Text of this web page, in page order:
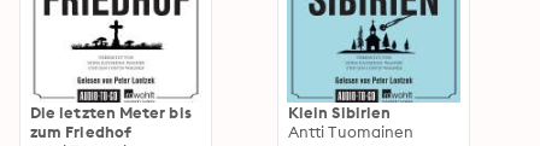
Die letzten Meter bis
zum Friedhof
Klein Sibirien
Antti Tuomainen